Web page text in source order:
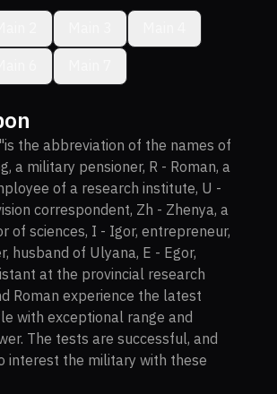
"is the abbreviation of the names of
a military pensioner, R - Roman, a
of a research institute, U -
correspondent, Zh - Zhenya, a
of sciences, I - Igor, entrepreneur,
husband of Ulyana, E - Egor,
at the provincial research
Roman experience the latest
with exceptional range and
The tests are successful, and
interest the military with these